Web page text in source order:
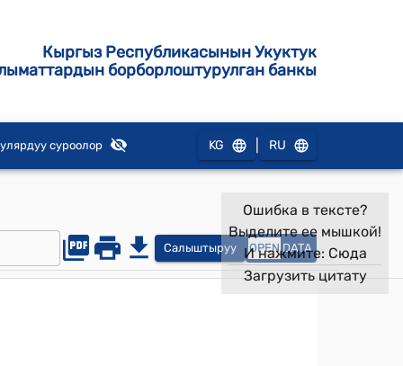
Кыргыз Республикасынын Укуктук
борборлоштурулган банкы
суроолор KG RU
Салыштыруу OPEN DATA
Ошибка в тексте?
Выделите ее мышкой!
И нажмите: Сюда
Загрузить цитату